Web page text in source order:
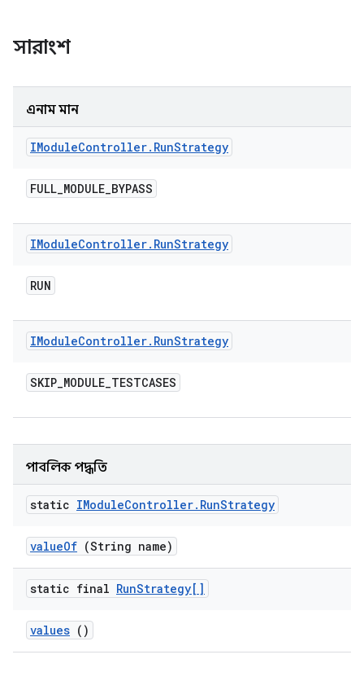
সারাংশ
এনাম মান
IModuleController. RunStrategy
FULL_MODULE_BYPASS
IModuleController. RunStrategy
RUN
IModuleController. RunStrategy
SKIP_MODULE_TESTCASES
পাবলিক পদ্ধতি
static IModuleController. RunStrategy
valueOf (String name)
static final RunStrategy[]
values ()